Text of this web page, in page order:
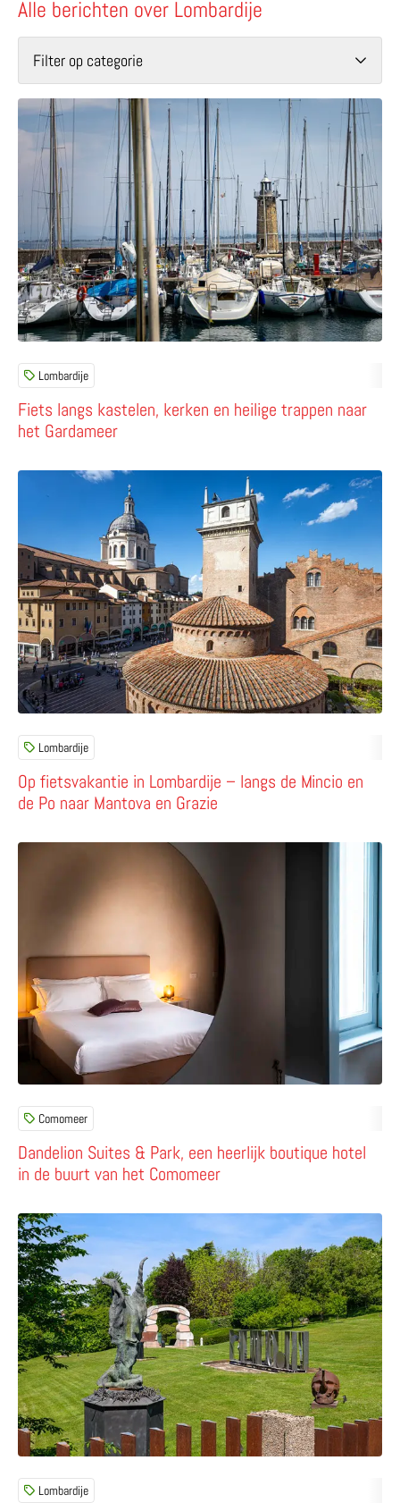
Alle berichten over Lombardije
Filter op categorie
Fiets langs kastelen, kerken en heilige trappen naar
het Gardameer
Lombardije
Lees meer over Fiets langs kastelen, kerken en heilige
Op fietsvakantie in Lombardije – langs de Mincio en
de Po naar Mantova en Grazie
Lombardije
Lees meer over Op fietsvakantie in Lombardije – langs
Dandelion Suites & Park, een heerlijk boutique hotel
in de buurt van het Comomeer
Comomeer
Lees meer over Dandelion Suites & Park, een heerlijk
Lombardije
Lees meer over Rossini Art Site – moderne beeldentuin